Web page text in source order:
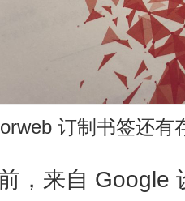
订制书签还有
，来自 Google